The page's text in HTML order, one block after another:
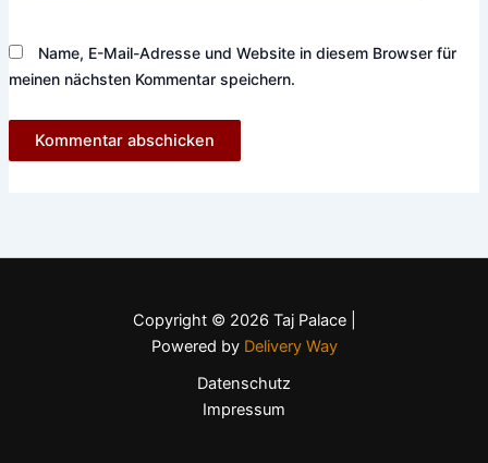
Name, E-Mail-Adresse und Website in diesem Browser für
meinen nächsten Kommentar speichern.
Copyright © 2026 Taj Palace |
Powered by Delivery Way
Datenschutz
Impressum